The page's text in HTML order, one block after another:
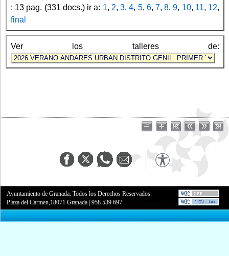
: 13 pag. (331 docs.) ir a: 1, 2,3,4, 5, 6, 7,8,9, 10, 11, 12,
final
Ver los talleres de:
Ayuntamiento de Granada. Todos los Derechos Reservados.
Plaza del Carmen,18071 Granada |958 539 697